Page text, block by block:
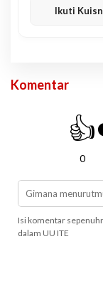
Ikuti
Komentar
👍
0
Isi komentar
dalam UU ITE